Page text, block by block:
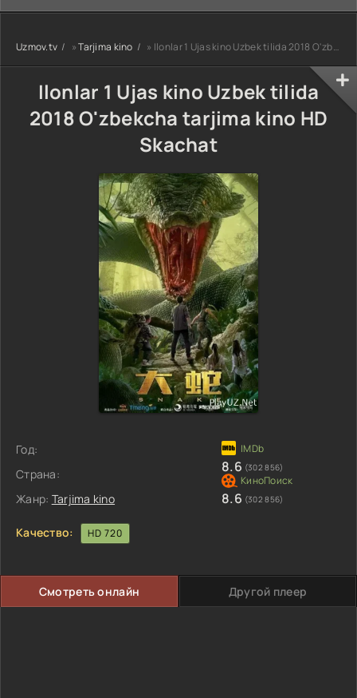
tarjima kino Full
HD tas-ix
Uzmov.tv »Tarjima kino » Ilonlar 1 Ujas kino Uzbek tilida 2018 O'zbekcha tarjima kino HD Skachat
Ilonlar 1 Ujas kino Uzbek tilida
2018 O'zbekcha tarjima kino HD
Skachat
Год:
Страна:
Жанр: Tarjima kino
8.6 (302 856)
8.6 (302 856)
Качество: HD 720
Смотреть онлайн Другой плеер